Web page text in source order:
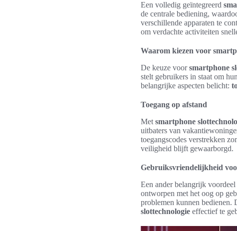
Een volledig geïntegreerd
de centrale bediening,
verschillende apparaten te
om verdachte activiteiten
Waarom kiezen voor
De keuze voorsmartphone
stelt gebruikers in staat om
belangrijke aspecten belicht:
Toegang op afstand
Met smartphone
uitbaters van
toegangscodes verstrekken
veiligheid blijft gewaarborgd.
Gebruiksvriendelijkheid
Een ander belangrijk
ontworpen met het oog op
problemen kunnen bedienen.
slottechnologie effectief te